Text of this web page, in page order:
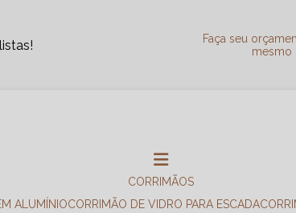
Faça seu
mesmo
CORRIMÃOS
ALUMÍNIO CORRIMÃO DE VIDRO PARA ESCADA